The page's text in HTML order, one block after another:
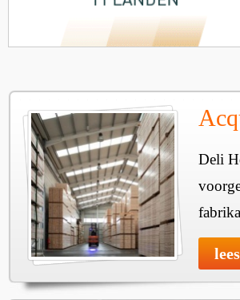
Deli